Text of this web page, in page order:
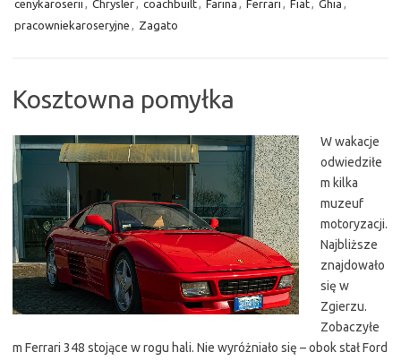
cenykaroserii , Chrysler, coachbuilt, Farina , Ferrari , Fiat, Ghia ,
pracowniekaroseryjne , Zagato
Kosztowna pomyłka
W wakacje
odwiedziłe
m kilka
muzeuf
motoryzacji.
Najbliższe
znajdowało
się w
Zgierzu.
Zobaczyłe
m Ferrari 348 stojące w rogu hali. Nie wyróżniało się – obok stał Ford